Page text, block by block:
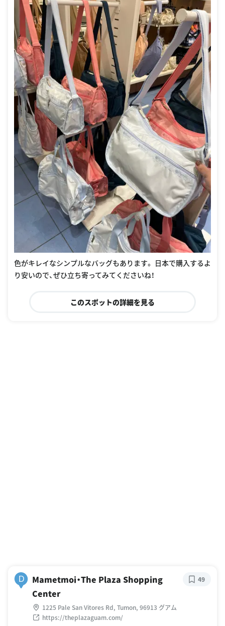
色がキレイなシンプルなバッグもあります。 日本で購入するよ
り安いので、ぜひ立ち寄ってみてくださいね！
このスポットの詳細を見る
D
Mametmoi・The Plaza Shopping
Center
1225 Pale San Vitores Rd, Tumon, 96913 グアム
https://theplazaguam.com/
49